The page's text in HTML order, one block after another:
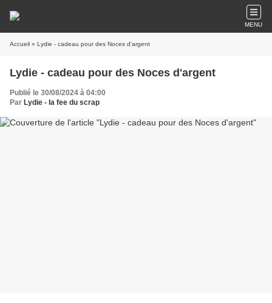
MENU
Accueil » Lydie - cadeau pour des Noces d'argent
Lydie - cadeau pour des Noces d'argent
Publié le 30/08/2024 à 04:00
Par Lydie - la fee du scrap